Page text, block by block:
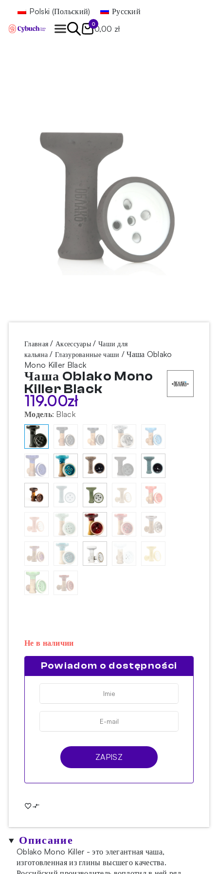
Polski (Польский) Русский
0
0,00 zł
Главная /Аксессуары / Чаши для
кальяна /Глазурованные чаши / Чаша Oblako
Mono Killer Black
Чаша Oblako Mono
Killer Black
119.00zł
Модель: Black
Не в наличии
Powiadom o dostępności
ZAPISZ
Описание
Oblako Mono Killer - это элегантная чаша,
изготовленная из глины высшего качества.